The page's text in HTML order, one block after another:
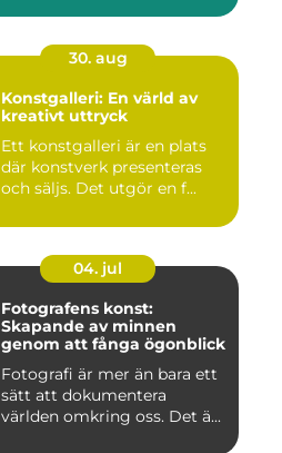
30. aug
Konstgalleri: En värld av
kreativt uttryck
Ett konstgalleri är en plats
där konstverk presenteras
och säljs. Det utgör en f...
04. jul
Fotografens konst:
Skapande av minnen
genom att fånga ögonblick
Fotografi är mer än bara ett
sätt att dokumentera
världen omkring oss. Det ä...